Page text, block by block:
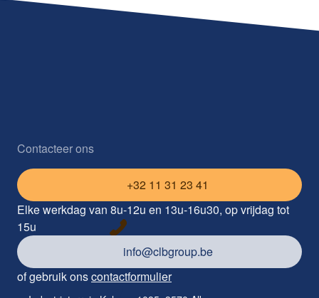
Contacteer ons
+32 11 31 23 41
Elke werkdag van 8u-12u en 13u-16u30, op vrijdag tot
15u
info@clbgroup.be
of gebruik onscontactformulier